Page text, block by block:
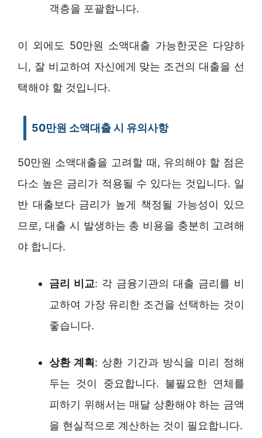
객층을 포괄합니다.
이 외에도 50만원 소액대출 가능한곳은 다양하
니, 잘 비교하여 자신에게 맞는 조건의 대출을 선
택해야 할 것입니다.
50만원 소액대출 시 유의사항
50만원 소액대출을 고려할 때, 유의해야 할 점은
다소 높은 금리가 적용될 수 있다는 것입니다. 일
반 대출보다 금리가 높게 책정될 가능성이 있으
므로, 대출 시 발생하는 총 비용을 충분히 고려해
야 합니다.
금리 비교: 각 금융기관의 대출 금리를 비
교하여 가장 유리한 조건을 선택하는 것이
좋습니다.
상환 계획: 상환 기간과 방식을 미리 정해
두는 것이 중요합니다. 불필요한 연체를
피하기 위해서는 매달 상환해야 하는 금액
을 현실적으로 계산하는 것이 필요합니다.